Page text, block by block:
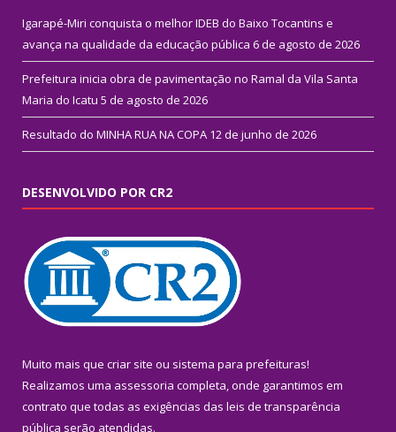
Igarapé-Miri conquista o melhor IDEB do Baixo Tocantins e
avança na qualidade da educação pública 6 de agosto de 2026
Prefeitura inicia obra de pavimentação no Ramal da Vila Santa
Maria do Icatu 5 de agosto de 2026
Resultado do MINHA RUA NA COPA 12 de junho de 2026
DESENVOLVIDO POR CR2
Muito mais que criar site ou sistema para prefeituras!
Realizamos uma assessoria completa, onde garantimos em
contrato que todas as exigências das leis de transparência
pública serão atendidas.